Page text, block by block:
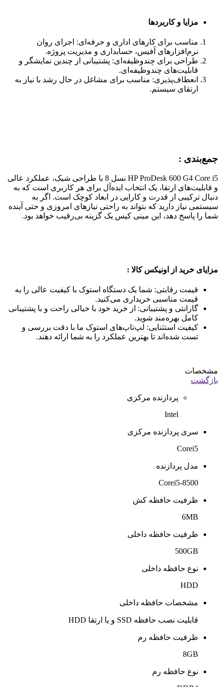
مزایا و کاربردها
مناسب برای کارهای اداری و حرفه‌ای: اجرای روان
نرم‌افزارهای آفیس، حسابداری و مدیریت پروژه.
طراحی برای چندوظیفه‌ای: پشتیبانی از چندین نمایشگر و
قابلیت‌های چندوظیفه‌ای.
انعطاف‌پذیری: مناسب برای مشاغل در حال رشد با نیاز به
ارتقای سیستم.
جمع‌بندی :
HP ProDesk 600 G4 Core i5 نسل 8 با طراحی شیک، عملکرد عالی
و قابلیت‌های ارتقا، یک انتخاب ایده‌آل برای هر کاربری است که به
دنبال ترکیبی از قدرت و کارایی در ابعاد کوچک است. اگر به
سیستمی نیاز دارید که بتواند به راحتی نیازهای امروزی و حتی آینده
شما را پاسخ دهد، این مینی کیس یک گزینه بی‌رقیب خواهد بود.
مزایای خرید از اونیکس کالا :
قیمت رقابتی: شما یک دستگاه استوک با کیفیت عالی را به
قیمت مناسبی خریداری می‌کنید.
گارانتی و پشتیبانی: از خرید خود با خیالی راحت و با پشتیبانی
کامل بهره‌مند شوید.
کیفیت استثنایی: لپ‌تاپ‌های استوک ما با دقت بررسی و
تست شده‌اند تا بهترین عملکرد را به شما ارائه دهند.
مشخصات
بازگشت
پردازنده مرکزی
Intel
سری پردازنده مرکزی
Corei5
مدل پردازنده
Corei5-8500
ظرفیت حافظه کش
6MB
ظرفیت حافظه داخلی
500GB
نوع حافظه داخلی
HDD
مشخصات حافظه داخلی
قابلیت نصب حافظه SSD و یا ارتقا HDD
ظرفیت حافظه رم
8GB
نوع حافظه رم